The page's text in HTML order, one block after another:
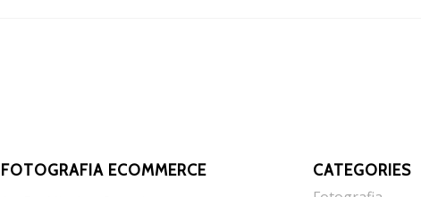
FOTOGRAFIA ECOMMERCE CATEGORIES